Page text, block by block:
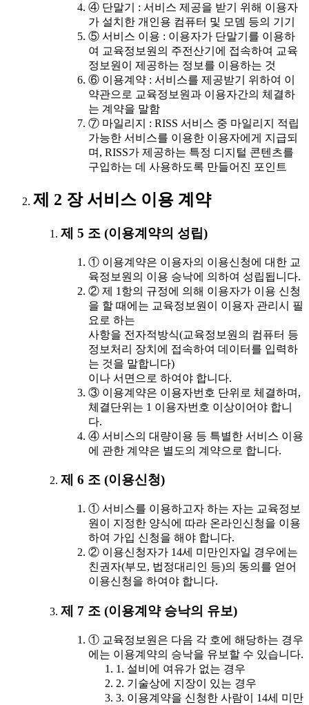
④ 단말기 : 서비스 제공을 받기 위해 이용자
가 설치한 개인용 컴퓨터 및 모뎀 등의 기기
⑤ 서비스 이용 : 이용자가 단말기를 이용하
여 교육정보원의 주전산기에 접속하여 교육
정보원이 제공하는 정보를 이용하는 것
⑥ 이용계약 : 서비스를 제공받기 위하여 이
약관으로 교육정보원과 이용자간의 체결하
는 계약을 말함
⑦ 마일리지 : RISS 서비스 중 마일리지 적립
가능한 서비스를 이용한 이용자에게 지급되
며, RISS가 제공하는 특정 디지털 콘텐츠를
구입하는 데 사용하도록 만들어진 포인트
제 2 장 서비스 이용 계약
제 5 조 (이용계약의 성립)
① 이용계약은 이용자의 이용신청에 대한 교
육정보원의 이용 승낙에 의하여 성립됩니다.
② 제 1항의 규정에 의해 이용자가 이용 신청
을 할 때에는 교육정보원이 이용자 관리시 필
요로 하는
사항을 전자적방식(교육정보원의 컴퓨터 등
정보처리 장치에 접속하여 데이터를 입력하
는 것을 말합니다)
이나 서면으로 하여야 합니다.
③ 이용계약은 이용자번호 단위로 체결하며,
체결단위는 1 이용자번호 이상이어야 합니
다.
④ 서비스의 대량이용 등 특별한 서비스 이용
에 관한 계약은 별도의 계약으로 합니다.
제 6 조 (이용신청)
① 서비스를 이용하고자 하는 자는 교육정보
원이 지정한 양식에 따라 온라인신청을 이용
하여 가입 신청을 해야 합니다.
② 이용신청자가 14세 미만인자일 경우에는
친권자(부모, 법정대리인 등)의 동의를 얻어
이용신청을 하여야 합니다.
제 7 조 (이용계약 승낙의 유보)
① 교육정보원은 다음 각 호에 해당하는 경우
에는 이용계약의 승낙을 유보할 수 있습니다.
1. 설비에 여유가 없는 경우
2. 기술상에 지장이 있는 경우
3. 이용계약을 신청한 사람이 14세 미만